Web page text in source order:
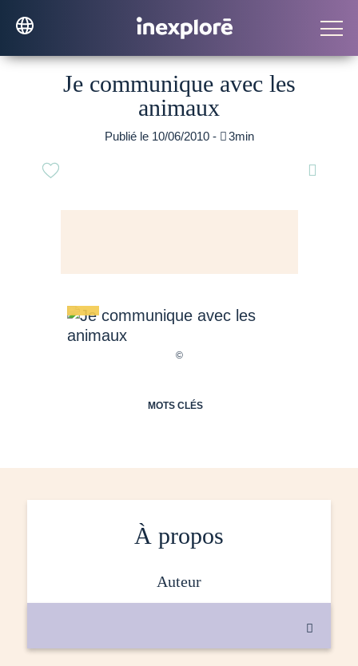
Je communique avec les
animaux
Publié le 10/06/2010 - 3min

MOTS CLÉS
À propos
auteur
